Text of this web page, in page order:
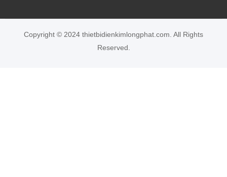
Copyright © 2024 thietbidienkimlongphat.com. All Rights
Reserved.